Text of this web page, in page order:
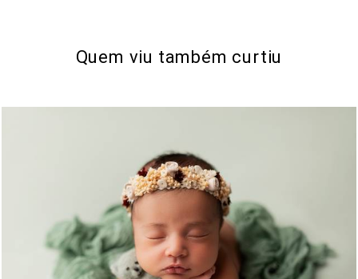
Quem viu também curtiu
494 0